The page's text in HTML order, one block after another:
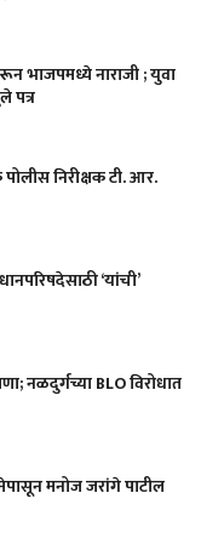
भाजपमध्ये नाराजी ; युवा
पत्र
निरीक्षक टी. आर.
‘यांची’
नळदुर्गच्या BLO विरोधात
मनोज जरांगे पाटील